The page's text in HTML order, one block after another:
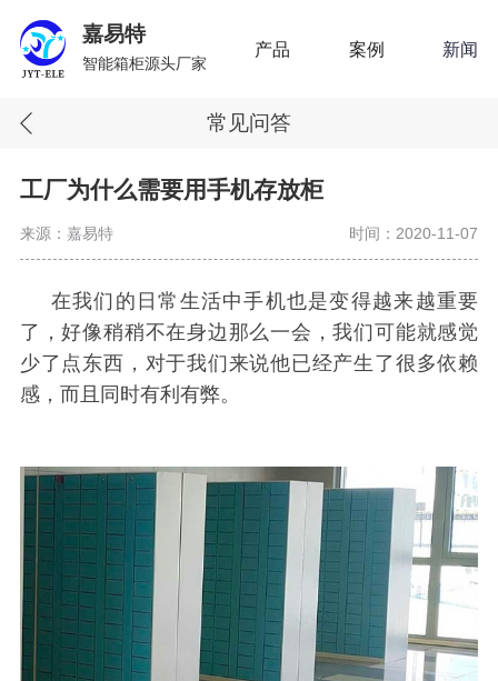
产品 案例 新闻
嘉易特
智能箱柜源头厂家
常见问答
工厂为什么需要用手机存放柜
来源：嘉易特 时间：2020-11-07
在我们的日常生活中手机也是变得越来越重要
了，好像稍稍不在身边那么一会，我们可能就感觉
少了点东西，对于我们来说他已经产生了很多依赖
感，而且同时有利有弊。